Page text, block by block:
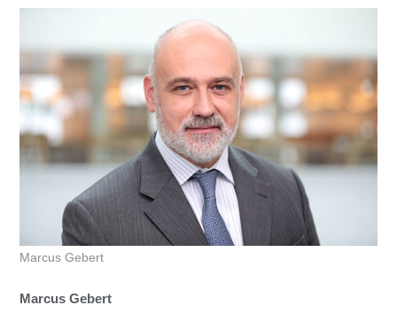
Marcus Gebert
Marcus Gebert